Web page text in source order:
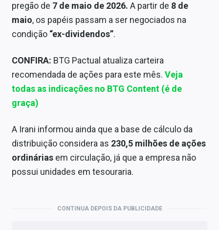
pregão de 7 de maio de 2026. A partir de 8 de
maio, os papéis passam a ser negociados na
condição “ex-dividendos”.
CONFIRA: BTG Pactual atualiza carteira
recomendada de ações para este mês. Veja
todas as indicações no BTG Content (é de
graça)
A Irani informou ainda que a base de cálculo da
distribuição considera as 230,5 milhões de ações
ordinárias em circulação, já que a empresa não
possui unidades em tesouraria.
CONTINUA DEPOIS DA PUBLICIDADE